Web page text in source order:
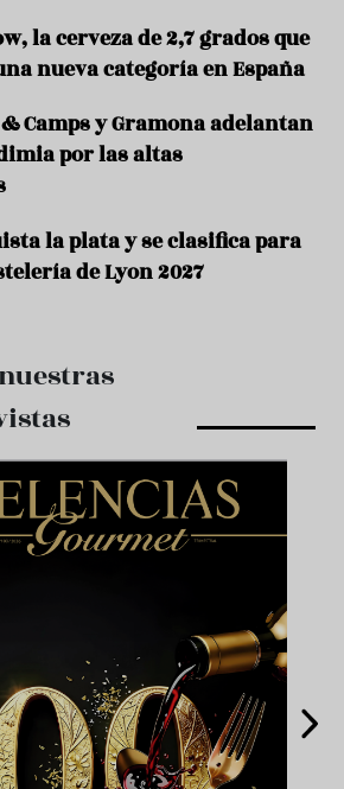
la cerveza de 2,7 grados que
nueva categoría en España
Camps y Gramona adelantan
por las altas
la plata y se clasifica para
de Lyon 2027